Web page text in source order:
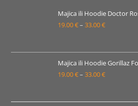
Majica ili Hoodie Doctor
19.00€– 33.00€Raspon
od
19.00 €
do
Majica ili Hoodie Gorillaz
19.00€– 33.00€Raspon
od